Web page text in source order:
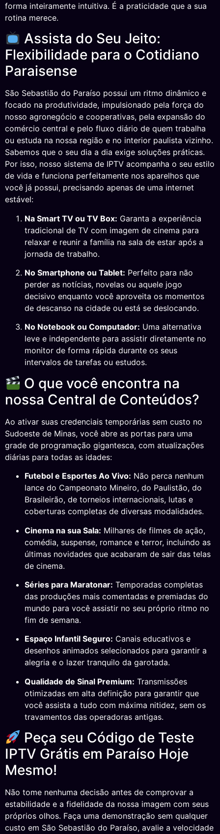
forma inteiramente intuitiva. É a praticidade que a sua
rotina merece.
Assista do Seu Jeito:
Flexibilidade para o Cotidiano
Paraisense
São Sebastião do Paraíso possui um ritmo dinâmico e
focado na produtividade, impulsionado pela força do
nosso agronegócio e cooperativas, pela expansão do
comércio central e pelo fluxo diário de quem trabalha
ou estuda na nossa região e no interior paulista vizinho.
Sabemos que o seu dia a dia exige soluções práticas.
Por isso, nosso sistema de IPTV acompanha o seu estilo
de vida e funciona perfeitamente nos aparelhos que
você já possui, precisando apenas de uma internet
estável:
Na Smart TV ou TV Box: Garanta a experiência
tradicional de TV com imagem de cinema para
relaxar e reunir a família na sala de estar após a
jornada de trabalho.
No Smartphone ou Tablet: Perfeito para não
perder as notícias, novelas ou aquele jogo
decisivo enquanto você aproveita os momentos
de descanso na cidade ou está se deslocando.
No Notebook ou Computador: Uma alternativa
leve e independente para assistir diretamente no
monitor de forma rápida durante os seus
intervalos de tarefas ou estudos.
O que você encontra na
nossa Central de Conteúdos?
Ao ativar suas credenciais temporárias sem custo no
Sudoeste de Minas, você abre as portas para uma
grade de programação gigantesca, com atualizações
diárias para todas as idades:
Futebol e Esportes Ao Vivo: Não perca nenhum
lance do Campeonato Mineiro, do Paulistão, do
Brasileirão, de torneios internacionais, lutas e
coberturas completas de diversas modalidades.
Cinema na sua Sala: Milhares de filmes de ação,
comédia, suspense, romance e terror, incluindo as
últimas novidades que acabaram de sair das telas
de cinema.
Séries para Maratonar: Temporadas completas
das produções mais comentadas e premiadas do
mundo para você assistir no seu próprio ritmo no
fim de semana.
Espaço Infantil Seguro: Canais educativos e
desenhos animados selecionados para garantir a
alegria e o lazer tranquilo da garotada.
Qualidade de Sinal Premium: Transmissões
otimizadas em alta definição para garantir que
você assista a tudo com máxima nitidez, sem os
travamentos das operadoras antigas.
Peça seu Código de Teste
IPTV Grátis em Paraíso Hoje
Mesmo!
Não tome nenhuma decisão antes de comprovar a
estabilidade e a fidelidade da nossa imagem com seus
próprios olhos. Faça uma demonstração sem qualquer
custo em São Sebastião do Paraíso, avalie a velocidade